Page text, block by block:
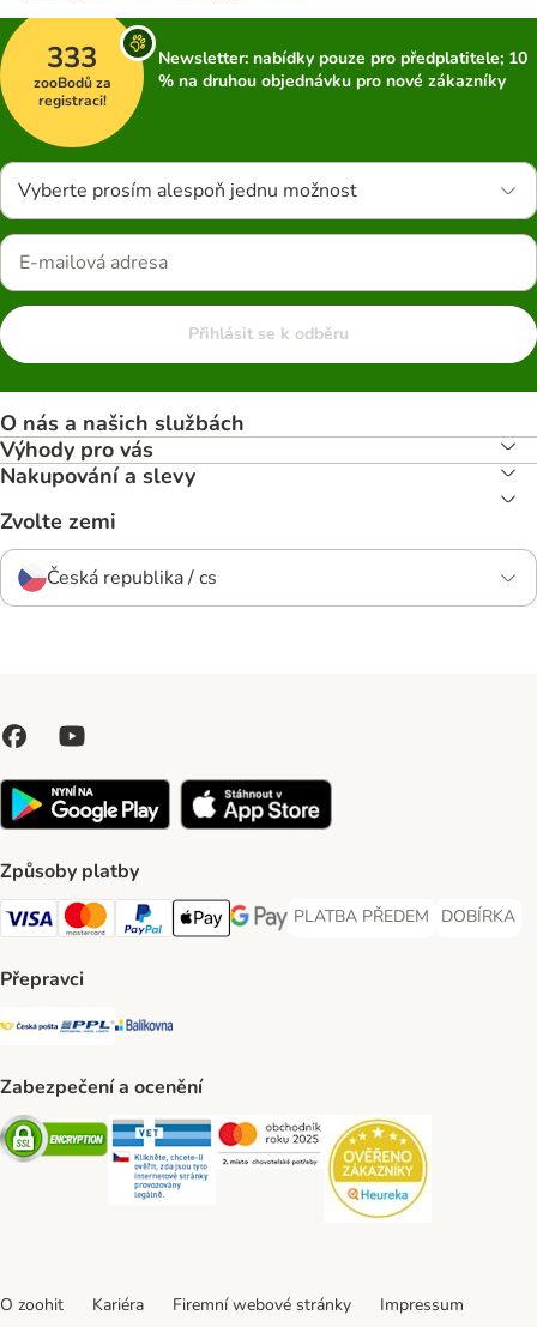
333
zooBodů za
registraci!
Newsletter: nabídky pouze pro předplatitele; 10
% na druhou objednávku pro nové zákazníky
Vyberte prosím alespoň jednu možnost
Přihlásit se k odběru
O nás a našich službách
Výhody pro vás
Nakupování a slevy
Zvolte zemi
Česká republika / cs
Způsoby platby
Visa Payment Method
Mastercard Payment Method
PayPal Payment Method
Apple pay Payment Method
GooglePay Payment Method
PLATBA PŘEDEM
PLATBA PŘEDEM Payment
DOBÍRKA
DOBÍRKA
Přepravci
Česká pošta Shipping Method
PPL Shipping Method
Balíkovna Shipping Method
Zabezpečení a ocenění
Security Security Security
O zoohit Kariéra Firemní webové stránky
Impressum